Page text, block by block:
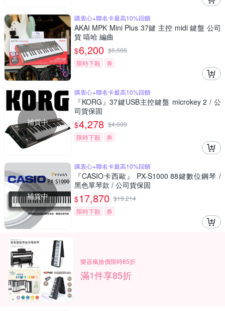
購衷心+聯名卡最高10%回饋
AKAI MPK Mini Plus 37鍵 主控 midi 鍵盤 公司
貨 嘻哈 編曲
$6,200 $6,666
限時下殺
券
補貨中
購衷心+聯名卡最高10%回饋
『KORG』37鍵USB主控鍵盤 microkey 2 / 公
司貨保固
$4,278 $4,600
限時下殺
券
補貨中
購衷心+聯名卡最高10%回饋
『CASIO卡西歐』 PX-S1000 88鍵數位鋼琴 /
黑色單琴款 / 公司貨保固
$17,870 $19,214
限時下殺
券
樂器瘋搶價限時85折
滿1件享85折